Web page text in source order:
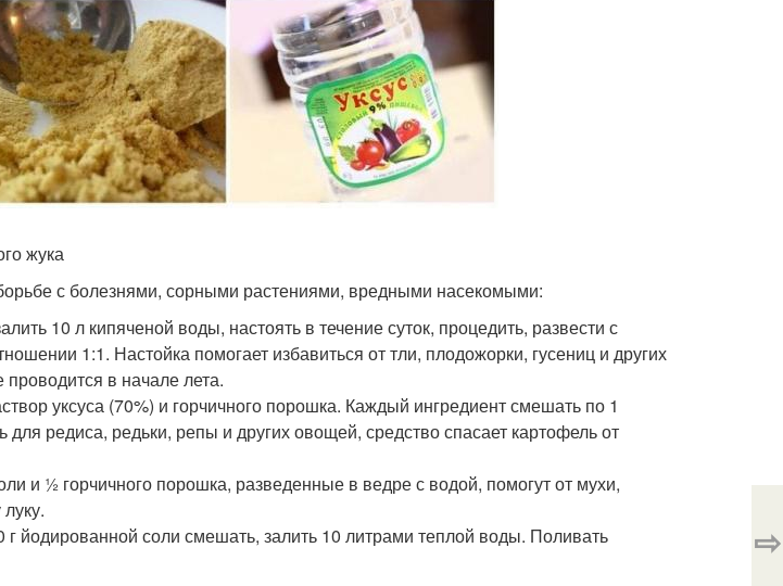
жука
с болезнями, сорными растениями, вредными насекомыми:
10 л кипяченой воды, настоять в течение суток, процедить, развести с
1:1. Настойка помогает избавиться от тли, плодожорки, гусениц и других
в начале лета.
уксуса (70%) и горчичного порошка. Каждый ингредиент смешать по 1
редиса, редьки, репы и других овощей, средство спасает картофель от
и ½ горчичного порошка, разведенные в ведре с водой, помогут от мухи,
г йодированной соли смешать, залить 10 литрами теплой воды. Поливать
⇨